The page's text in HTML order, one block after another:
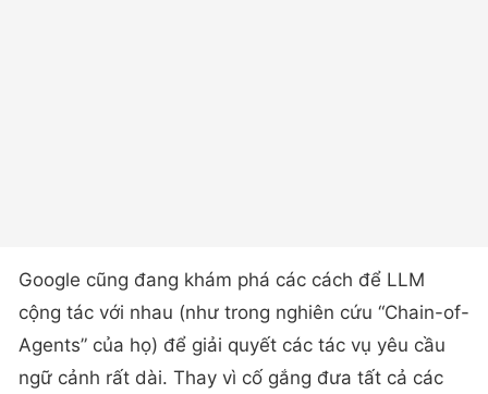
Google cũng đang khám phá các cách để LLM
cộng tác với nhau (như trong nghiên cứu “Chain-of-
Agents” của họ) để giải quyết các tác vụ yêu cầu
ngữ cảnh rất dài. Thay vì cố gắng đưa tất cả các